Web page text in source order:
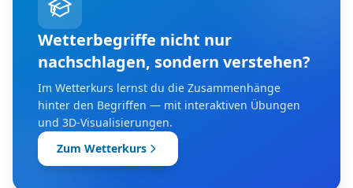
Wetterbegriffe nicht nur
nachschlagen, sondern verstehen?
Im Wetterkurs lernst du die Zusammenhänge
hinter den Begriffen — mit interaktiven Übungen
und 3D-Visualisierungen.
Zum Wetterkurs